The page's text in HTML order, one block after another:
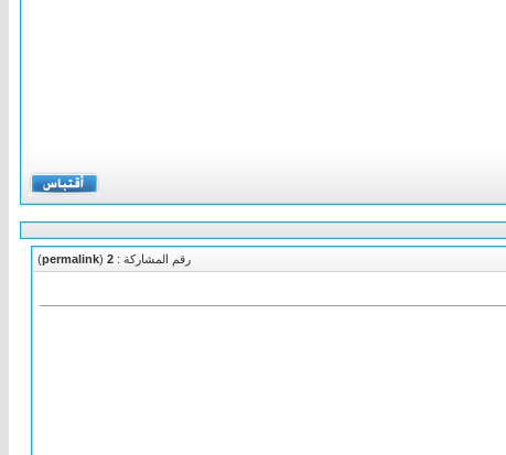
رقم المشاركة : 2
(
permalink
)